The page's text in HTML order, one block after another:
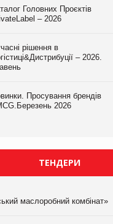
Головних Проєктів
– 2026
рішення в
– 2026.
Просування брендів
2026
ТЕНДЕРИ
маслоробний комбінат»